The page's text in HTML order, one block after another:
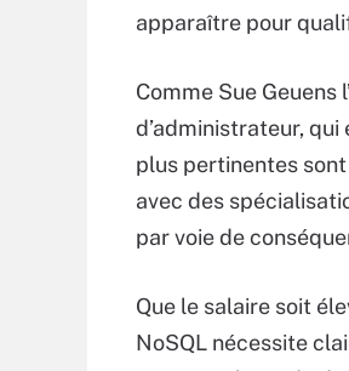
apparaître pour
Comme Sue
d’administrateur,
plus pertinentes
avec des
par voie de
Que le salaire soit
NoSQL nécessite